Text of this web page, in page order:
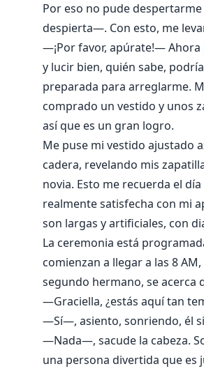
Por eso no pude
despierta—. Con esto, me
—¡Por favor, apúrate!— Ahora
y lucir bien, quién sabe,
preparada para arreglarme.
comprado un vestido y unos
así que es un gran logro.
Me puse mi vestido ajustado
cadera, revelando mis
novia. Esto me recuerda el
realmente satisfecha con mi
son largas y artificiales, con
La ceremonia está
comienzan a llegar a las 8
segundo hermano, se acerca
—Graciella, ¿estás aquí tan
—Sí—, asiento, sonriendo, él
—Nada—, sacude la cabeza.
una persona divertida que es